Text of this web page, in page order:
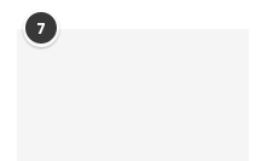
7